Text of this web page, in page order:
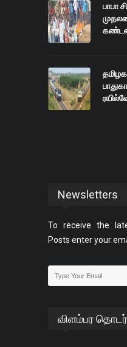
பாபா
Newsletters
To receive the
Posts enter your
விளம்பர